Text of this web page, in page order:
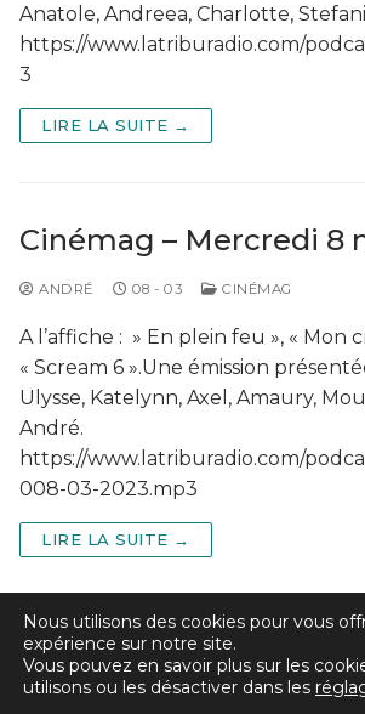
Anatole, Andreea, Charlotte,
https://www.latriburadio.com/
3
LIRE LA SUITE →
Cinémag – Mercredi 8
ANDRÉ 08 - 03 CINÉMAG
A l’affiche : » En plein feu », « Mon
« Scream 6 ».Une émission
Ulysse, Katelynn, Axel, Amaury,
André.
https://www.latriburadio.com/
008-03-2023.mp3
LIRE LA SUITE →
Nous utilisons des cookies pour vous
expérience sur notre site.
Vous pouvez en savoir plus sur les
utilisons ou les désactiver dans les